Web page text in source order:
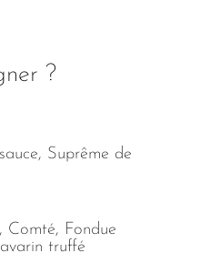
?
Suprême de
Comté, Fondue
truffé